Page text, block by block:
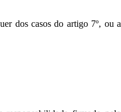
dos casos do artigo 7º, ou a